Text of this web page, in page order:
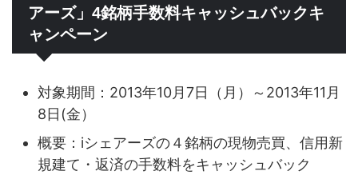
アーズ」4銘柄手数料キャッシュバックキ
ャンペーン
対象期間：2013年10月7日（月）～2013年11月
8日(金）
概要：iシェアーズの４銘柄の現物売買、信用新
規建て・返済の手数料をキャッシュバック